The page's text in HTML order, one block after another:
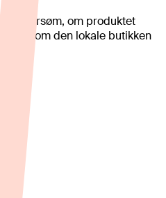
om produktet
eller om den lokale butikken